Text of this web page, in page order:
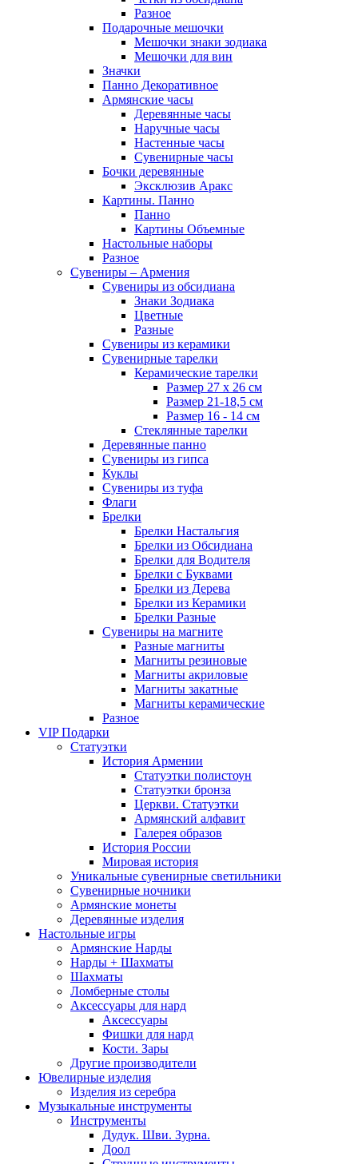
Разное
Подарочные мешочки
Мешочки знаки зодиака
Мешочки для вин
Значки
Панно Декоративное
Армянские часы
Деревянные часы
Наручные часы
Настенные часы
Сувенирные часы
Бочки деревянные
Эксклюзив Аракс
Картины. Панно
Панно
Картины Объемные
Настольные наборы
Разное
Сувениры – Армения
Сувениры из обсидиана
Знаки Зодиака
Цветные
Разные
Сувениры из керамики
Сувенирные тарелки
Керамические тарелки
Размер 27 х 26 см
Размер 21-18,5 см
Размер 16 - 14 см
Стеклянные тарелки
Деревянные панно
Сувениры из гипса
Куклы
Сувениры из туфа
Флаги
Брелки
Брелки Настальгия
Брелки из Обсидиана
Брелки для Водителя
Брелки с Буквами
Брелки из Дерева
Брелки из Керамики
Брелки Разные
Сувениры на магните
Разные магниты
Магниты резиновые
Магниты акриловые
Магниты закатные
Магниты керамические
Разное
VIP Подарки
Статуэтки
История Армении
Статуэтки полистоун
Статуэтки бронза
Церкви. Статуэтки
Армянский алфавит
Галерея образов
История России
Мировая история
Уникальные сувенирные светильники
Сувенирные ночники
Армянские монеты
Деревянные изделия
Настольные игры
Армянские Нарды
Нарды + Шахматы
Шахматы
Ломберные столы
Аксессуары для нард
Аксессуары
Фишки для нард
Кости. Зары
Другие производители
Ювелирные изделия
Изделия из серебра
Музыкальные инструменты
Инструменты
Дудук. Шви. Зурна.
Доол